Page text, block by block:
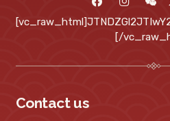
[/
Contact us